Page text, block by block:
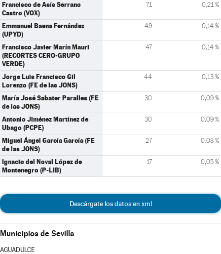
Francisco de Asís Serrano
Castro (VOX)
71 0,21 %
Emmanuel Baena Fernández
(UPYD)
49 0,14 %
Francisco Javier Marín Mauri
(RECORTES CERO-GRUPO
VERDE)
47 0,14 %
Jorge Luis Francisco Gil
Lorenzo (FE de las JONS)
44 0,13 %
María José Sabater Paralles (FE
de las JONS)
30 0,09 %
Antonio Jiménez Martínez de
Ubago (PCPE)
30 0,09 %
Miguel Ángel García García (FE
de las JONS)
27 0,08 %
Ignacio del Noval López de
Montenegro (P-LIB)
17 0,05 %
Descárgate los datos en xml
Municipios de Sevilla
AGUADULCE